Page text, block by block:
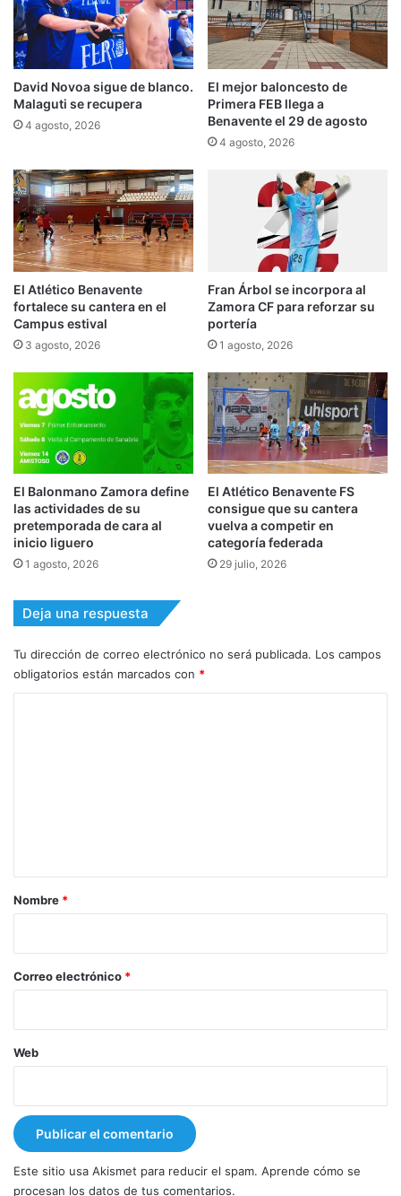
David Novoa sigue de blanco.
Malaguti se recupera
4 agosto, 2026
El mejor baloncesto de
Primera FEB llega a
Benavente el 29 de agosto
4 agosto, 2026
El Atlético Benavente
fortalece su cantera en el
Campus estival
3 agosto, 2026
Fran Árbol se incorpora al
Zamora CF para reforzar su
portería
1 agosto, 2026
El Balonmano Zamora define
las actividades de su
pretemporada de cara al
inicio liguero
1 agosto, 2026
El Atlético Benavente FS
consigue que su cantera
vuelva a competir en
categoría federada
29 julio, 2026
Deja una respuesta
Tu dirección de correo electrónico no será publicada. Los campos
obligatorios están marcados con *
r
*
Nombre *
Correo electrónico *
Web
Este sitio usa Akismet para reducir el spam. Aprende cómo se
procesan los datos de tus comentarios.